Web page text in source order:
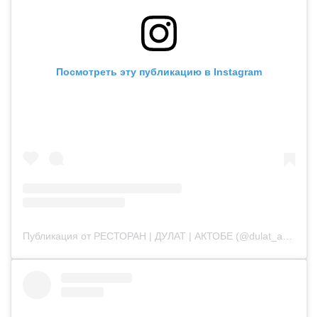
Посмотреть эту публикацию в Instagram